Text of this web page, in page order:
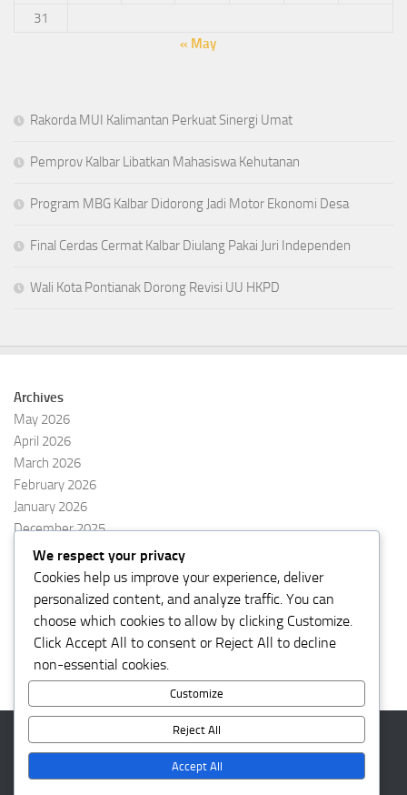
31
« May
Rakorda MUI Kalimantan Perkuat Sinergi Umat
Pemprov Kalbar Libatkan Mahasiswa Kehutanan
Program MBG Kalbar Didorong Jadi Motor Ekonomi Desa
Final Cerdas Cermat Kalbar Diulang Pakai Juri Independen
Wali Kota Pontianak Dorong Revisi UU HKPD
Archives
May 2026
April 2026
March 2026
February 2026
January 2026
December 2025
November 2025
October 2025
September 2025
August 2025
kalbarnews © 2026. All Rights Reserved.
We respect your privacy
Cookies help us improve your experience, deliver
personalized content, and analyze traffic. You can
choose which cookies to allow by clicking Customize
Click Accept All to consent or Reject All to decline
non-essential cookies.
Customize
Reject All
Accept All